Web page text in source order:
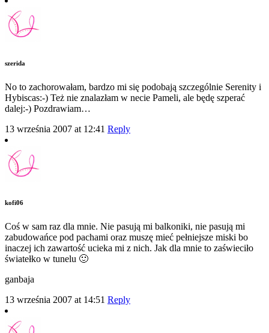
szerida
No to zachorowałam, bardzo mi się podobają szczególnie Serenity i
Hybiscas:-) Też nie znalazłam w necie Pameli, ale będę szperać
dalej:-) Pozdrawiam…
13 września 2007 at 12:41 Reply
kofi06
Coś w sam raz dla mnie. Nie pasują mi balkoniki, nie pasują mi
zabudowańce pod pachami oraz muszę mieć pełniejsze miski bo
inaczej ich zawartość ucieka mi z nich. Jak dla mnie to zaświeciło
światełko w tunelu 🙂
ganbaja
13 września 2007 at 14:51 Reply